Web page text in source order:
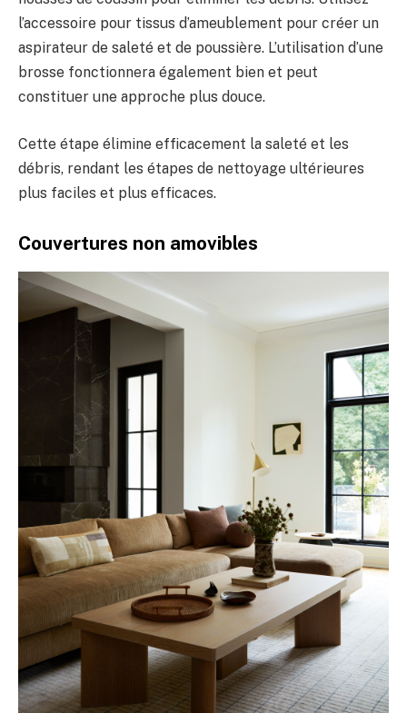
l’accessoire pour tissus d’ameublement pour créer un
aspirateur de saleté et de poussière. L’utilisation d’une
brosse fonctionnera également bien et peut
constituer une approche plus douce.
Cette étape élimine efficacement la saleté et les
débris, rendant les étapes de nettoyage ultérieures
plus faciles et plus efficaces.
Couvertures non amovibles